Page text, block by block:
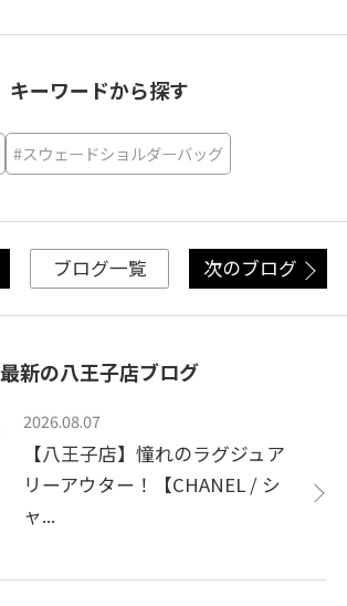
キーワードから探す
#スウェードショルダーバッグ
ブログ一覧 次のブログ
最新の八王子店ブログ
2026.08.07
【八王子店】憧れのラグジュア
リーアウター！【CHANEL / シ
ャ...